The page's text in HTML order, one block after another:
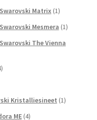
Matrix (1)
Mesmera (1)
The Vienna
Kristalliesineet (1)
ME (4)